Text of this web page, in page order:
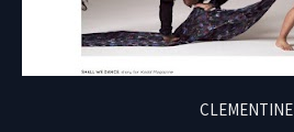
CLEMENTINE